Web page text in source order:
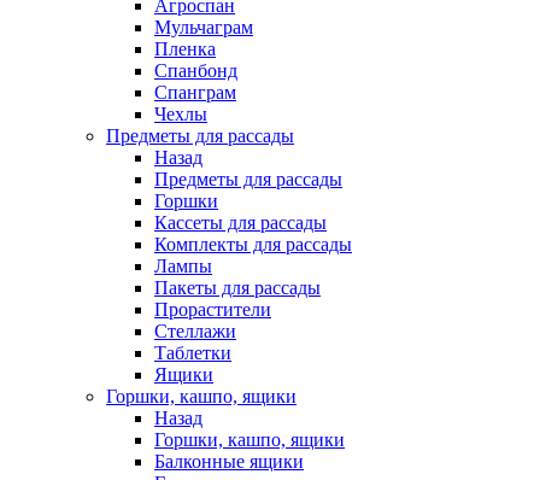
Агроспан
Мульчаграм
Пленка
Спанбонд
Спанграм
Чехлы
Предметы для рассады
Назад
Предметы для рассады
Горшки
Кассеты для рассады
Комплекты для рассады
Лампы
Пакеты для рассады
Прорастители
Стеллажи
Таблетки
Ящики
Горшки, кашпо, ящики
Назад
Горшки, кашпо, ящики
Балконные ящики